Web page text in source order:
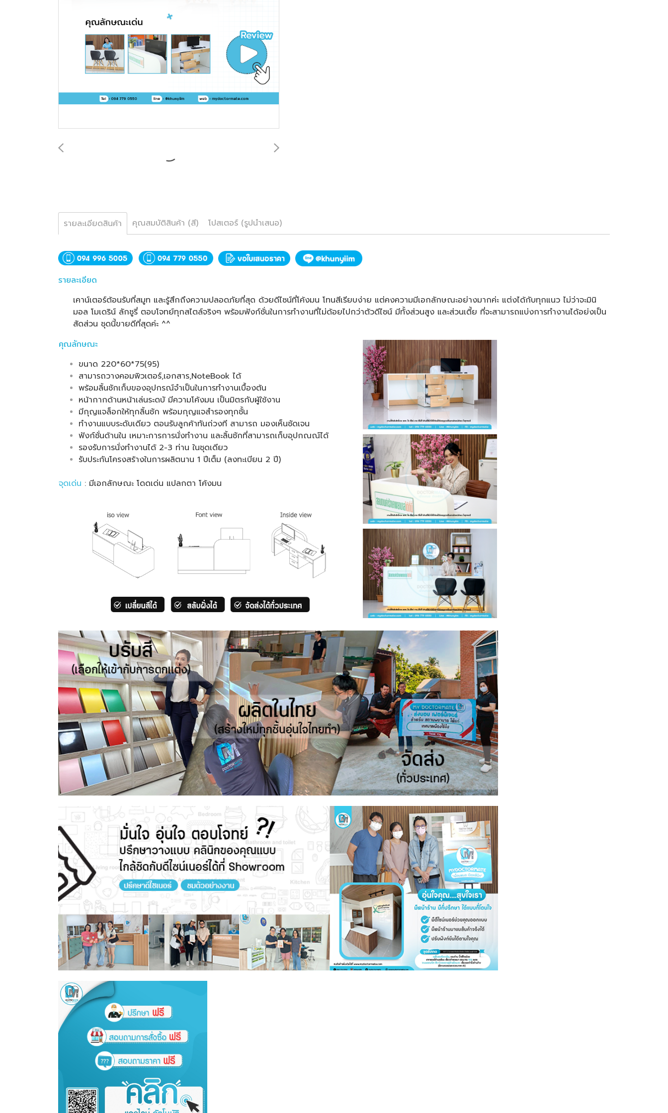
รายละเอียดสินค้า คุณสมบัติสินค้า (สี) โปสเตอร์ (รูปนำเสนอ)
รายละเอียด
เคาน์เตอร์ต้อนรับที่สมูท และรู้สึกถึงความปลอดภัยที่สุด ด้วยดีไซน์ที่โค้งมน โทนสีเรียบง่าย แต่คงความมีเอกลักษณะอย่างมากค่ะ แต่งได้กับทุกแนว ไม่ว่าจะมินิ
มอล โมเดริน์ ลักชูรี่ ตอบโจทย์ทุกสไตล์จริงๆ พร้อมฟังก์ชั่นในการทำงานที่ไม่ด้อยไปกว่าตัวดีไซน์ มีทั้งส่วนสูง และส่วนเตี้ย ที่จะสามารถแบ่งการทำงานได้อย่งเป็น
สัดส่วน ชุดนี้ขายดีที่สุดค่ะ ^^
คุณลักษณะ
ขนาด 220*60*75(95)
สามารถวางคอมพิวเตอร์,เอกสาร,NoteBook ได้
พร้อมลิ้นชักเก็บของอุปกรณ์จำเป็นในการทำงานเบื้องต้น
หน้ากากด้านหน้าเล่นระดบั มีความโค้งมน เป็นมิตรกับผู้ใช้งาน
มีกุญแจล็อกให้ทุกลิ้นชัก พร้อมกุญแจสำรองทุกชั้น
ทำงานแบบระดับเดียว ตอนรับลูกค้าทันถ่วงที สามารถ มองเห็นชัดเจน
ฟังก์ชั่นด้านใน เหมาะการการนั่งทำงาน และลิ้นชักที่สามารถเก็บอุปกณณ์ได้
รองรับการนั่งทำงานได้ 2-3 ท่าน ในชุดเดียว
รับประกันโครงสร้างในการผลิตนาน 1 ปีเต็ม (ลงทะเบียน 2 ปี)
จุดเด่น : มีเอกลักษณะ โดดเด่น แปลกตา โค้งมน